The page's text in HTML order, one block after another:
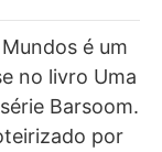
é um
no livro Uma
Barsoom.
por